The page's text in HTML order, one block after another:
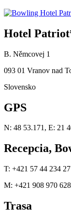
Hotel
B. Němcovej 1
093 01 Vranov nad
Slovensko
GPS
N: 48 53.171, E: 21
Recepcia,
T: +421 57 44 234 27
M: +421 908 970 628
Trasa